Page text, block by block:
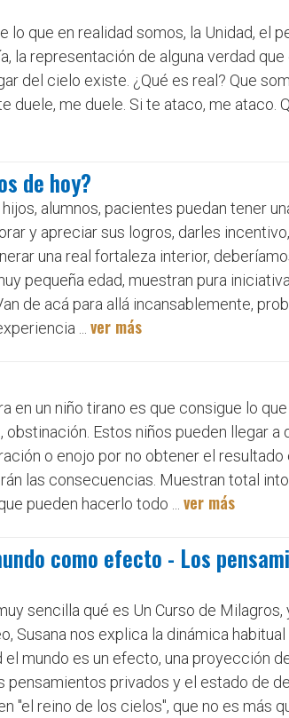
que en realidad somos, la Unidad, el
la representación de alguna verdad
del cielo existe. ¿Qué es real? Que
duele, me duele. Si te ataco, me ataco.
de hoy?
alumnos, pacientes puedan tener
y apreciar sus logros, darles
una real fortaleza interior,
pequeña edad, muestran pura
de acá para allá incansablemente,
... ver más
un niño tirano es que consigue lo
Estos niños pueden llegar a
o enojo por no obtener el resultado
las consecuencias. Muestran total
pueden hacerlo todo ... ver más
como efecto - Los
sencilla qué es Un Curso de Milagros,
Susana nos explica la dinámica
mundo es un efecto, una proyección
privados y el estado de
"el reino de los cielos", que no es más